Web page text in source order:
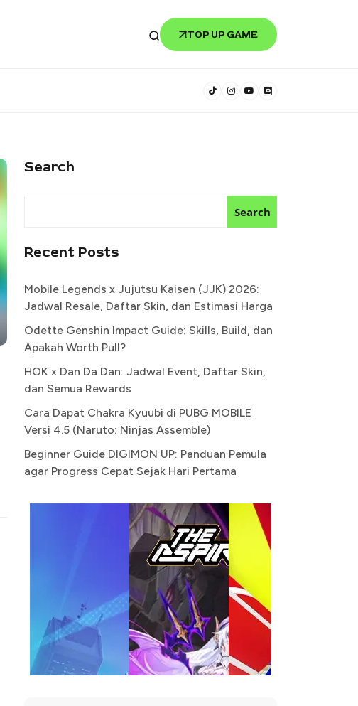
TOP UP GAME
Search
Search
Recent Posts
Mobile Legends x Jujutsu Kaisen (JJK) 2026:
Jadwal Resale, Daftar Skin, dan Estimasi Harga
Odette Genshin Impact Guide: Skills, Build, dan
Apakah Worth Pull?
HOK x Dan Da Dan: Jadwal Event, Daftar Skin,
dan Semua Rewards
Cara Dapat Chakra Kyuubi di PUBG MOBILE
Versi 4.5 (Naruto: Ninjas Assemble)
Beginner Guide DIGIMON UP: Panduan Pemula
agar Progress Cepat Sejak Hari Pertama